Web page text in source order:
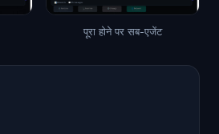
पूरा होने पर सब-एजेंट